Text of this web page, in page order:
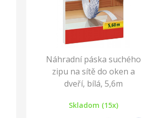
Náhradní páska suchého
zipu na sítě do oken a
dveří, bílá, 5,6m
Skladom (15x)